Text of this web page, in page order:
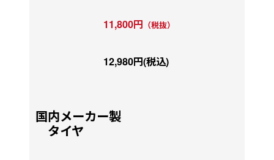
11,800円 （税抜）
12,980円(税込)
国内メーカー製
タイヤ